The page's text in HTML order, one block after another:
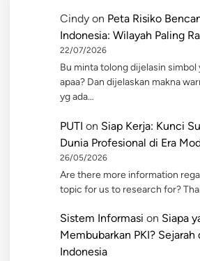
Cindy on Peta Risiko
Indonesia: Wilayah Paling
22/07/2026
Bu minta tolong dijelasin simbol
apaa? Dan dijelaskan makna
yg ada…
PUTI on Siap Kerja: Kunci
Dunia Profesional di Era
26/05/2026
Are there more information
topic for us to research for?
Sistem Informasi on Siapa
Membubarkan PKI? Sejarah
Indonesia